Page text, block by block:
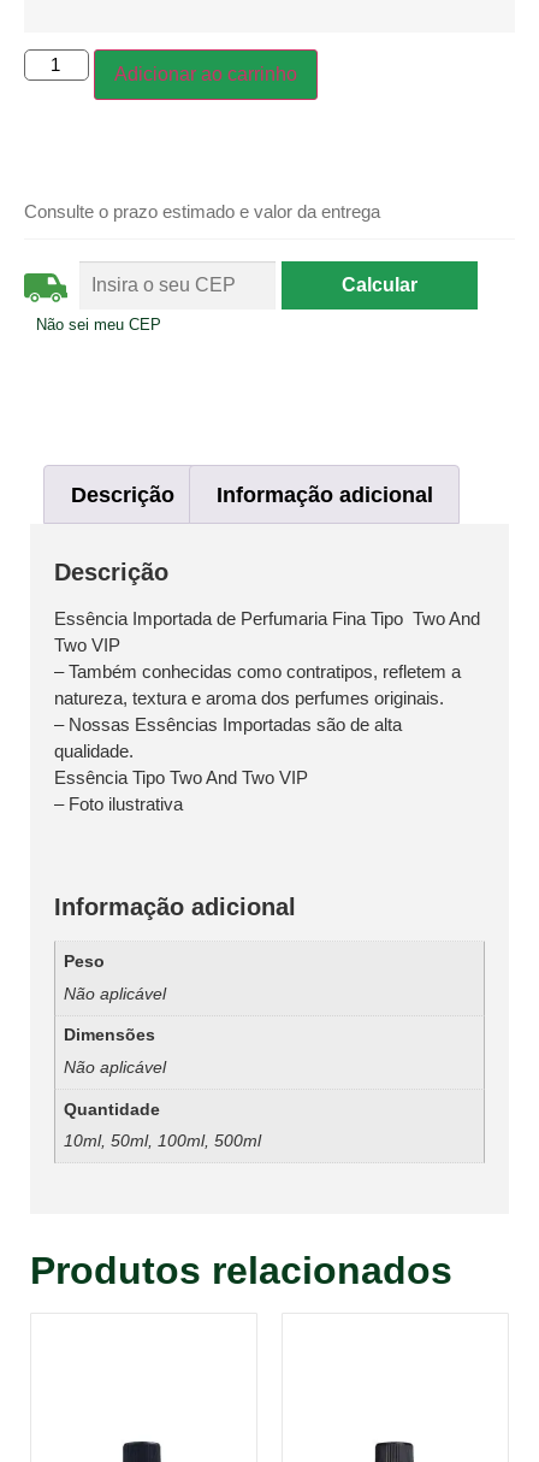
Adicionar ao carrinho
Consulte o prazo estimado e valor da entrega
Não sei meu CEP
Descrição Informação adicional
Descrição
Essência Importada de Perfumaria Fina Tipo Two And
Two VIP
– Também conhecidas como contratipos, refletem a
natureza, textura e aroma dos perfumes originais.
– Nossas Essências Importadas são de alta
qualidade.
Essência Tipo Two And Two VIP
– Foto ilustrativa
Informação adicional
Peso
Não aplicável
Dimensões
Não aplicável
Quantidade
10ml, 50ml, 100ml, 500ml
Produtos relacionados